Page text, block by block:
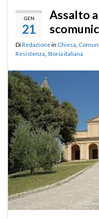
GEN
21
Assalto
DiRedazionein Chiesa,
Resistenza, Storia italiana